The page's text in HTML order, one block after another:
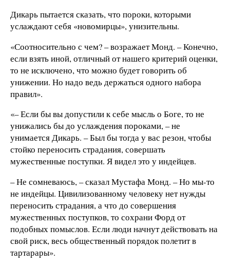
Дикарь пытается сказать, что пороки, которыми
услаждают себя «новомирцы», унизительны.
«Соотносительно с чем? – возражает Монд. – Конечно,
если взять иной, отличный от нашего критерий оценки,
то не исключено, что можно будет говорить об
унижении. Но надо ведь держаться одного набора
правил».
«– Если бы вы допустили к себе мысль о Боге, то не
унижались бы до услаждения пороками, – не
унимается Дикарь. – Был бы тогда у вас резон, чтобы
стойко переносить страдания, совершать
мужественные поступки. Я видел это у индейцев.
– Не сомневаюсь, – сказал Мустафа Монд. – Но мы-то
не индейцы. Цивилизованному человеку нет нужды
переносить страдания, а что до совершения
мужественных поступков, то сохрани Форд от
подобных помыслов. Если люди начнут действовать на
свой риск, весь общественный порядок полетит в
тартарары».